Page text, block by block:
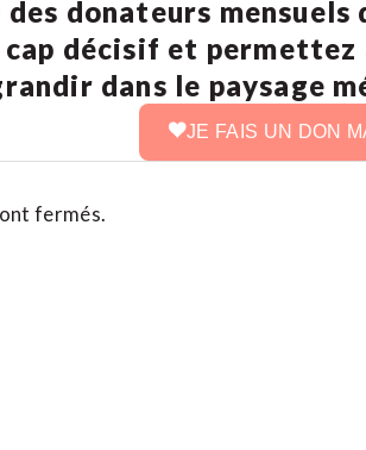
donateurs
décisif et permettez
dans le paysage
JE FAIS UN DON
fermés.